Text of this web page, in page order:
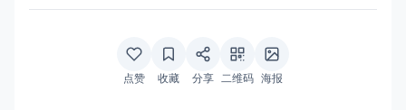
点赞 收藏 分享 二维码 海报